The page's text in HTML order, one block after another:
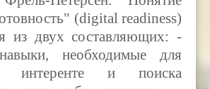
(digital readiness)
из двух составляющих: -
необходимые для
интеренте и поиска